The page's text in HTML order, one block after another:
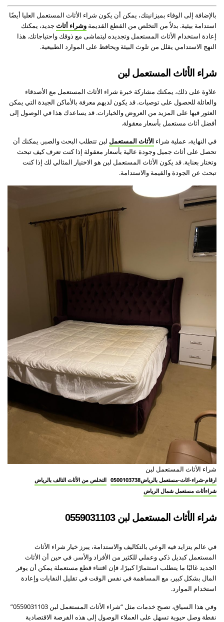
بالإضافة إلى الوفاء بميزانيتك، يمكن أن يكون شراء الأثاث المستعمل العليا أيضًا
استدامة بيئية. بدلاً من التخلص من القطع القديمة وشراء أثاث جديد، يمكنك
إعادة استخدام الأثاث المستعمل وتجديده ليتماشى مع ذوقك واحتياجاتك. هذا
النهج الاستدامي يقلل من تلوث البيئة ويحافظ على الموارد الطبيعية.
شراء الأثاث المستعمل لبن
علاوة على ذلك، يمكنك مشاركة خبرة شراء الأثاث المستعمل مع الأصدقاء
والعائلة للحصول على توصيات. قد يكون لديهم معرفة بالأماكن الجيدة التي يمكن
العثور فيها على المزيد من العروض والخيارات. قد يساعدك هذا في الوصول إلى
أفضل أثاث مستعمل بأسعار معقولة.
في النهاية، عملية شراء الأثاث المستعمل لبن تتطلب البحث والصبر. يمكنك أن
تحصل على أثاث جميل وجودة عالية بأسعار معقولة إذا كنت تعرف كيف تبحث
وتختار بعناية. قد يكون الأثاث المستعمل لبن هو الاختيار المثالي لك إذا كنت
تبحث عن الجودة والقيمة والاستدامة.
شراء الأثاث المستعمل لبن
ارقام-شراء-اثاث-مستعمل بالرياض0500103738
التخلص من الأثاث التالف بالرياض
شراءأثاث مستعمل شمال الرياض
شراء الأثاث المستعمل لبن 0559031103
في عالم يتزايد فيه الوعي بالتكاليف والاستدامة، يبرز خيار شراء الأثاث
المستعمل كبديل ذكي وعملي للكثير من الأفراد والأسر. في حين أن الأثاث
الجديد غالبًا ما يتطلب استثمارًا كبيرًا، فإن اقتناء قطع مستعملة يمكن أن يوفر
المال بشكل كبير، مع المساهمة في نفس الوقت في تقليل النفايات وإعادة
استخدام الموارد.
وفي هذا السياق، تصبح خدمات مثل “شراء الأثاث المستعمل لبن 0559031103”
نقطة وصل حيوية تسهل على العملاء الوصول إلى هذه الفرصة الاقتصادية